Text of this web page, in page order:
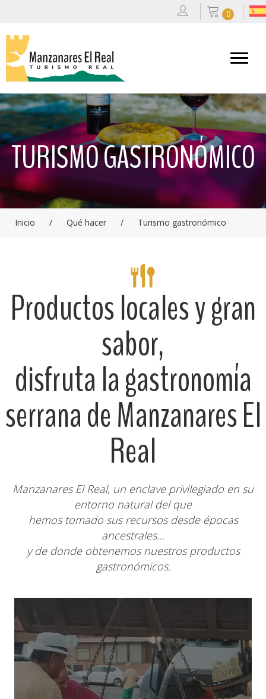
0
TURISMO GASTRONÓMICO
Inicio / Qué hacer / Turismo gastronómico
Productos locales y gran
sabor,
disfruta la gastronomía
serrana de Manzanares El
Real
Manzanares El Real, un enclave privilegiado en su
entorno natural del que
hemos tomado sus recursos desde épocas
ancestrales…
y de donde obtenemos nuestros productos
gastronómicos.